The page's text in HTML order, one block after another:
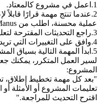
1
. اعمل في مشروع كالمعتاد.
2
.عندما تنتج مهمة قرارًا قابلاً
عملية محسنة، اطلب من Manus مراجعة المحادثة.
3
.راجع التحديثات المقترحة
4
.وافق على التغييرات التي
5
. ابدأ المهمة التالية بسياق
لسير العمل المتكرر، يمكنك
المشروع:
"بعد كل مهمة تخطيط إطلاق،
تعليمات المشروع أو الأمثلة
اقترح التحديث للمراجعة."